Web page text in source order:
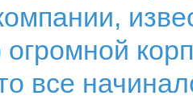
все